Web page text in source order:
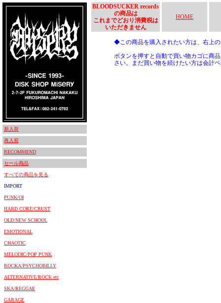
新入荷
再入荷
RECOMMEND
セール商品
すべての商品を見る
IMPORT
PUNK/OI
HARD CORE/CRUST
OLD/NEW SCHOOL
EMOTIONAL
CHAOTIC
MELODIC/POP PUNK
ROCKA/PSYCHOBILLY
ALTERNATIVE/ROCK etc
SKA/REGGAE
GARAGE
BLOODSUCKER records
の商品は
これまでどおり消費税は
いただきません
HOME
◆この商品を購入されたい方は、右上
ボタンを押すと自動で買い物カゴに商
さい。まだ買い物を続けたい方は会計